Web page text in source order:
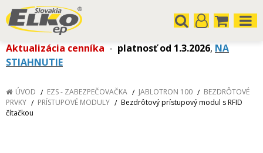
Aktualizácia cenníka - platnosť od 1.3.2026, NA
STIAHNUTIE
ÚVOD EZS - ZABEZPEČOVAČKA JABLOTRON 100
BEZDRÔTOVÉ
PRVKY
PRÍSTUPOVÉ MODULY
Bezdrôtový prístupový modul s RFID
čítačkou